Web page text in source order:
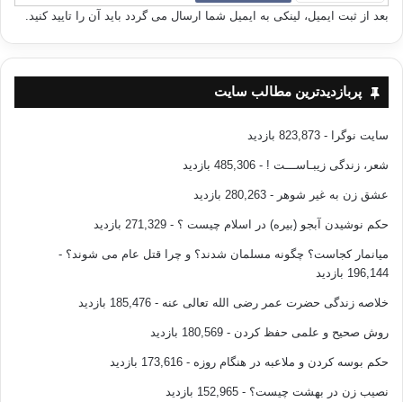
بعد از ثبت ایمیل، لینکی به ایمیل شما ارسال می گردد باید آن را تایید کنید.
پربازدیدترین مطالب سایت
سایت نوگرا - 823,873 بازدید
شعر، زندگی زیبـاســـت ! - 485,306 بازدید
عشق زن به غیر شوهر - 280,263 بازدید
حکم نوشیدن آبجو (بیره) در اسلام چیست ؟ - 271,329 بازدید
میانمار کجاست؟ چگونه مسلمان شدند؟ و چرا قتل عام می شوند؟ -
196,144 بازدید
خلاصه زندگی حضرت عمر رضی الله تعالی عنه - 185,476 بازدید
روش صحیح و علمی حفظ کردن - 180,569 بازدید
حکم بوسه کردن و ملاعبه در هنگام روزه - 173,616 بازدید
نصیب زن در بهشت چیست؟ - 152,965 بازدید